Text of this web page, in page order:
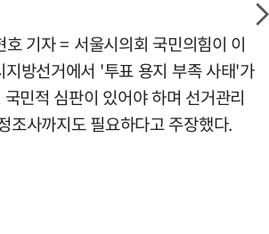
기자 = 서울시의회 국민의힘이 이
방선거에서 '투표 용지 부족 사태'가
민적 심판이 있어야 하며 선거관리
조사까지도 필요하다고 주장했다.